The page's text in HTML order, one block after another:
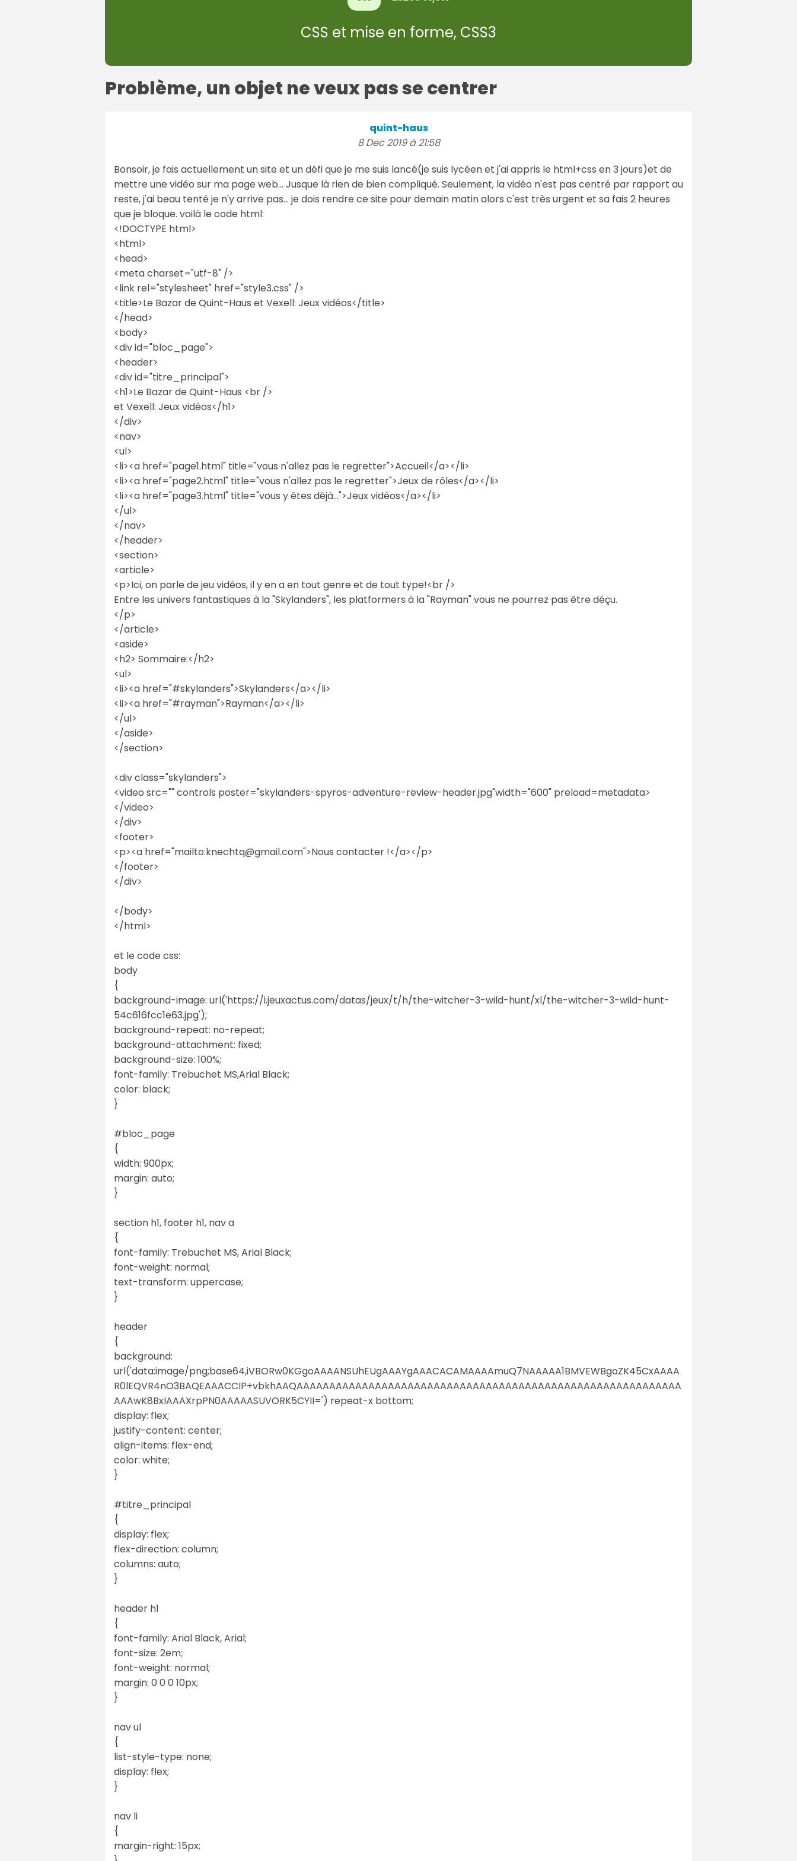
CSS et mise en forme, CSS3
Problème, un objet ne veux pas se centrer
quint-haus
8 Dec 2019 à 21:58
Bonsoir, je fais actuellement un site et un défi que je me suis lancé(je suis lycéen et j'ai appris le html+css en 3 jours)et de
mettre une vidéo sur ma page web... Jusque là rien de bien compliqué. Seulement, la vidéo n'est pas centré par rapport au
reste, j'ai beau tenté je n'y arrive pas... je dois rendre ce site pour demain matin alors c'est très urgent et sa fais 2 heures
que je bloque. voilà le code html:
<!DOCTYPE html>
<html>
<head>
<meta charset="utf-8" />
<link rel="stylesheet" href="style3.css" />
<title>Le Bazar de Quint-Haus et Vexell: Jeux vidéos</title>
</head>
<body>
<div id="bloc_page">
<header>
<div id="titre_principal">
<h1>Le Bazar de Quint-Haus <br />
et Vexell: Jeux vidéos</h1>
</div>
<nav>
<ul>
<li><a href="page1.html" title="vous n'allez pas le regretter">Accueil</a></li>
<li><a href="page2.html" title="vous n'allez pas le regretter">Jeux de rôles</a></li>
<li><a href="page3.html" title="vous y êtes déjà...">Jeux vidéos</a></li>
</ul>
</nav>
</header>
<section>
<article>
<p>Ici, on parle de jeu vidéos, il y en a en tout genre et de tout type!<br />
Entre les univers fantastiques à la "Skylanders", les platformers à la "Rayman" vous ne pourrez pas être déçu.
</p>
</article>
<aside>
<h2> Sommaire:</h2>
<ul>
<li><a href="#skylanders">Skylanders</a></li>
<li><a href="#rayman">Rayman</a></li>
</ul>
</aside>
</section>
<div class="skylanders">
<video src="" controls poster="skylanders-spyros-adventure-review-header.jpg"width="600" preload=metadata>
</video>
</div>
<footer>
<p><a href="mailto:knechtq@gmail.com">Nous contacter !</a></p>
</footer>
</div>
</body>
</html>
et le code css:
body
{
background-image: url('https://i.jeuxactus.com/datas/jeux/t/h/the-witcher-3-wild-hunt/xl/the-witcher-3-wild-hunt-
54c616fcc1e63.jpg');
background-repeat: no-repeat;
background-attachment: fixed;
background-size: 100%;
font-family: Trebuchet MS,Arial Black;
color: black;
}
#bloc_page
{
width: 900px;
margin: auto;
}
section h1, footer h1, nav a
{
font-family: Trebuchet MS, Arial Black;
font-weight: normal;
text-transform: uppercase;
}
header
{
background:
url('data:image/png;base64,iVBORw0KGgoAAAANSUhEUgAAAYgAAACACAMAAAAmuQ7NAAAAA1BMVEWBgoZK45CxAAAA
R0lEQVR4nO3BAQEAAACCIP+vbkhAAQAAAAAAAAAAAAAAAAAAAAAAAAAAAAAAAAAAAAAAAAAAAAAAAAAAAAAAAAAAA
AAAwK8BxIAAAXrpPN0AAAAASUVORK5CYII=') repeat-x bottom;
display: flex;
justify-content: center;
align-items: flex-end;
color: white;
}
#titre_principal
{
display: flex;
flex-direction: column;
columns: auto;
}
header h1
{
font-family: Arial Black, Arial;
font-size: 2em;
font-weight: normal;
margin: 0 0 0 10px;
}
nav ul
{
list-style-type: none;
display: flex;
}
nav li
{
margin-right: 15px;